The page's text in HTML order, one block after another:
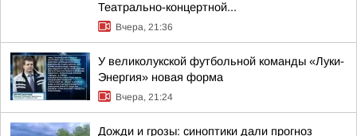
Театрально-концертной...
Вчера, 21:36
У великолукской футбольной команды «Луки-
Энергия» новая форма
Вчера, 21:24
Дожди и грозы: синоптики дали прогноз